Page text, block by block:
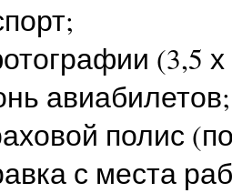
(3,5
авиабилетов;
полис
с места